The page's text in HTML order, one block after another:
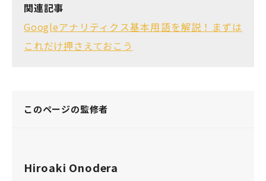
関連記事
Googleアナリティクス基本用語を解説！まずは
これだけ押さえておこう
このページの監修者
Hiroaki Onodera